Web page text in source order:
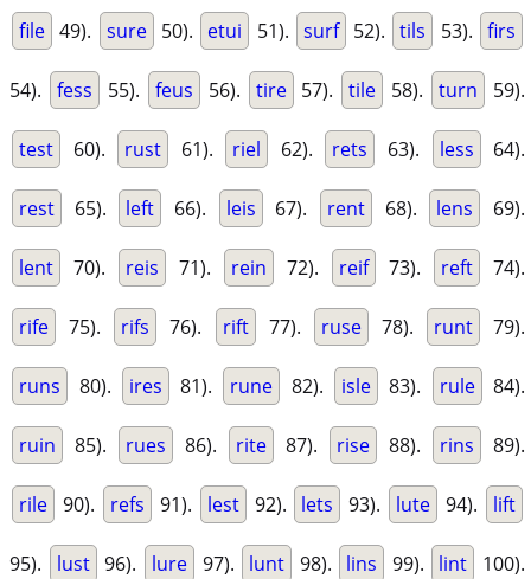
file 49). sure 50). etui 51). surf 52). tils 53). firs
54). fess 55). feus 56). tire 57). tile 58). turn 59).
test 60). rust 61). riel 62). rets 63). less 64).
rest 65). left 66). leis 67). rent 68). lens 69).
lent 70). reis 71). rein 72). reif 73). reft 74).
rife 75). rifs 76). rift 77). ruse 78). runt 79).
runs 80). ires 81). rune 82). isle 83). rule 84).
ruin 85). rues 86). rite 87). rise 88). rins 89).
rile 90). refs 91). lest 92). lets 93). lute 94). lift
95). lust 96). lure 97). lunt 98). lins 99). lint 100).